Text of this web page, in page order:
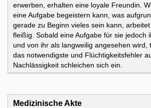
erwerben, erhalten eine loyale Freundin.
eine Aufgabe begeistern kann, was
gerade zu Beginn vieles sein kann,
fleißig. Sobald eine Aufgabe für sie jedoch
und von ihr als langweilig angesehen wird,
das notwendigste und Flüchtigkeitsfehler
Nachlässigkeit schleichen sich ein.
Medizinische Akte